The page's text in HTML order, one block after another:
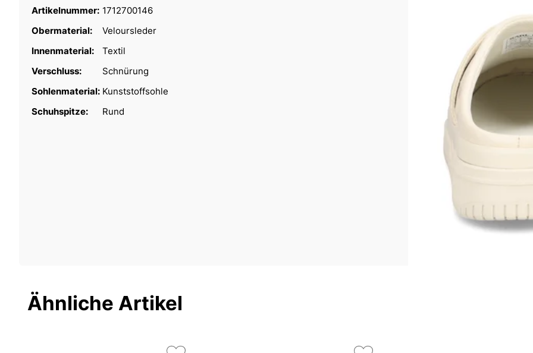
Artikelnummer: 1712700146
Obermaterial:
Veloursleder
Innenmaterial:
Textil
Verschluss:
Schnürung
Sohlenmaterial: Kunststoffsohle
Schuhspitze:
Rund
Ähnliche Artikel